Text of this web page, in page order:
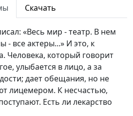
Сергей Парфенов,
Вилина Парфенова,
Наталья Булатова,
Сергей Катаев
#76
Сергей Парфенов,
Вилина Парфенова,
Милена Закаменных,
Сергей Катаев
Скачать
«Весь мир - театр. В нем
все актеры...» И это, к
Человека, который говорит
улыбается в лицо, а за
дает обещания, но не
лицемером. К несчастью,
Есть ли лекарство